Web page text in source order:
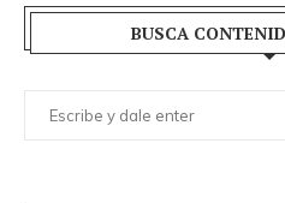
BUSCA